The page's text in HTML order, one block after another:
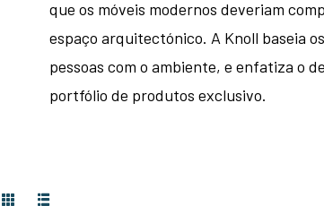
que os móveis modernos deveriam
espaço arquitectónico. A Knoll baseia
pessoas com o ambiente, e enfatiza o
portfólio de produtos exclusivo.